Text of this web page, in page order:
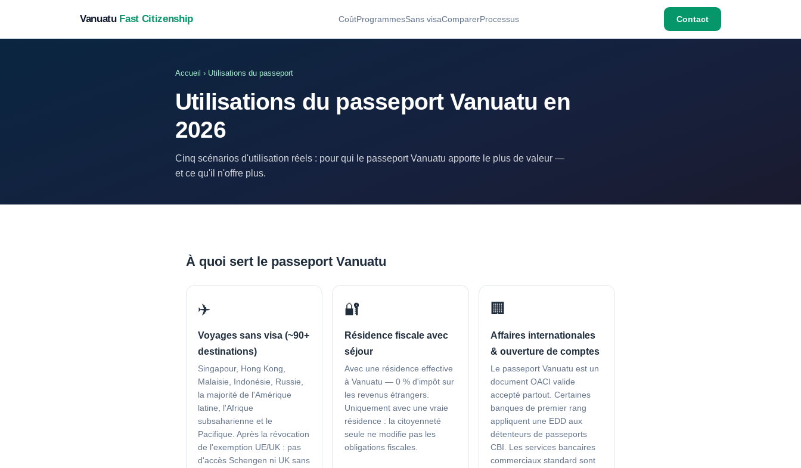
Vanuatu Fast Citizenship CoûtProgrammesSans visaComparerProcessus Contact
Accueil › Utilisations du passeport
Utilisations du passeport Vanuatu en
2026
Cinq scénarios d'utilisation réels : pour qui le passeport Vanuatu apporte le plus de valeur —
et ce qu'il n'offre plus.
À quoi sert le passeport Vanuatu
✈️
Voyages sans visa (~90+
destinations)
Singapour, Hong Kong,
Malaisie, Indonésie, Russie,
la majorité de l'Amérique
latine, l'Afrique
subsaharienne et le
Pacifique. Après la révocation
de l'exemption UE/UK : pas
d'accès Schengen ni UK sans
🔐
Résidence fiscale avec
séjour
Avec une résidence effective
à Vanuatu — 0 % d'impôt sur
les revenus étrangers.
Uniquement avec une vraie
résidence : la citoyenneté
seule ne modifie pas les
obligations fiscales.
🏢
Affaires internationales
& ouverture de comptes
Le passeport Vanuatu est un
document OACI valide
accepté partout. Certaines
banques de premier rang
appliquent une EDD aux
détenteurs de passeports
CBI. Les services bancaires
commerciaux standard sont